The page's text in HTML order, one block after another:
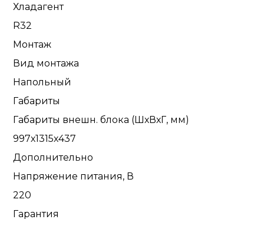
Хладагент
R32
Монтаж
Вид монтажа
Напольный
Габариты
Габариты внешн. блока (ШхВхГ, мм)
997х1315х437
Дополнительно
Напряжение питания, В
220
Гарантия